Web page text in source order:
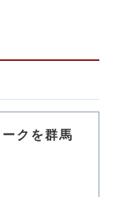
クを群馬